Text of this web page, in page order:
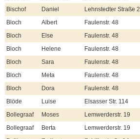
Bischof
Daniel Lehnstedter Straße 2
Bloch
Albert Faulenstr. 48
Bloch
Else Faulenstr. 48
Bloch
Helene Faulenstr. 48
Bloch
Sara Faulenstr. 48
Bloch
Meta Faulenstr. 48
Bloch
Dora Faulenstr. 48
Blöde
Luise Elsasser Str. 114
Bollegraaf
Moses Lemwerderstr. 19
Bollegraaf
Berta Lemwerderstr. 19